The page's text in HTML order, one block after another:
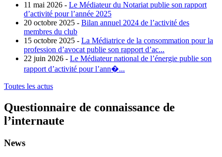
11 mai 2026 - Le Médiateur du Notariat publie son rapport
d’activité pour l’année 2025
20 octobre 2025 - Bilan annuel 2024 de l’activité des
membres du club
15 octobre 2025 - La Médiatrice de la consommation pour la
profession d’avocat publie son rapport d’ac...
22 juin 2026 - Le Médiateur national de l’énergie publie son
rapport d’activité pour l’ann�...
Toutes les actus
Questionnaire de connaissance de
l’internaute
News